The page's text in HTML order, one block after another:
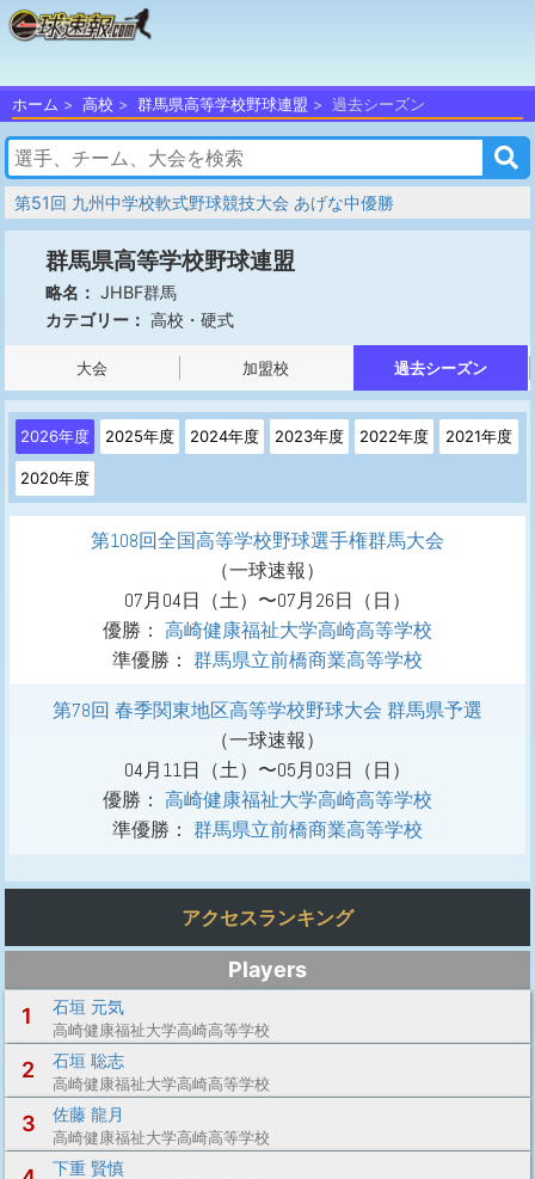
ホーム 高校 群馬県高等学校野球連盟 過去シーズン
第51回 九州中学校軟式野球競技大会 あげな中優勝
群馬県高等学校野球連盟
略名： JHBF群馬
カテゴリー： 高校・硬式
大会 加盟校 過去シーズン
2026年度 2025年度 2024年度 2023年度 2022年度 2021年度
2020年度
第108回全国高等学校野球選手権群馬大会
（一球速報）
07月04日（土）〜07月26日（日）
優勝 ： 高崎健康福祉大学高崎高等学校
準優勝 ： 群馬県立前橋商業高等学校
第78回 春季関東地区高等学校野球大会 群馬県予選
（一球速報）
04月11日（土）〜05月03日（日）
優勝 ： 高崎健康福祉大学高崎高等学校
準優勝 ： 群馬県立前橋商業高等学校
アクセスランキング
Players
1
石垣 元気
高崎健康福祉大学高崎高等学校
2 石垣 聡志
高崎健康福祉大学高崎高等学校
3 佐藤 龍月
高崎健康福祉大学高崎高等学校
下重 賢慎